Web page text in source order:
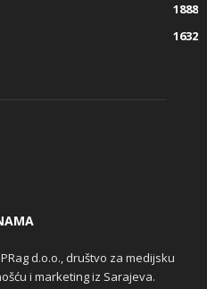
1888
1632
d.o.o., društvo za medijsku
i marketing iz Sarajeva.